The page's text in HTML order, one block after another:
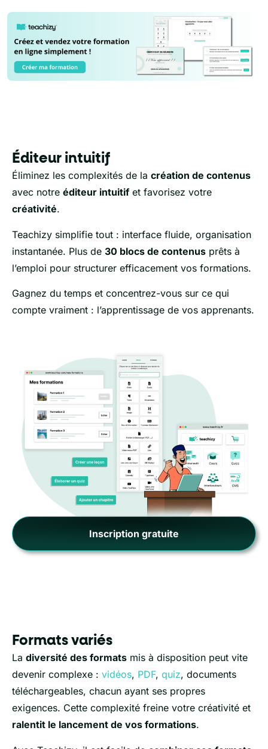
Éditeur intuitif
Éliminez les complexités de la création de contenus
avec notre éditeur intuitifet favorisez votre
créativité.
Teachizy simplifie tout : interface fluide, organisation
instantanée. Plus de 30 blocs de contenus prêts à
l’emploi pour structurer efficacement vos formations.
Gagnez du temps et concentrez-vous sur ce qui
compte vraiment : l’apprentissage de vos apprenants.
Inscription gratuite
Formats variés
La diversité des formats mis à disposition peut vite
devenir complexe : vidéos, PDF, quiz, documents
téléchargeables, chacun ayant ses propres
exigences. Cette complexité freine votre créativité et
ralentit le lancement de vos formations.